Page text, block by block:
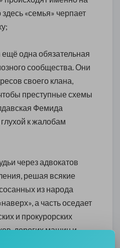
«семья» черпает
одна обязательная
сообщества. Они
своего клана,
преступные схемы
Фемида
к жалобам
через адвокатов
решая всякие
из народа
а часть оседает
и прокурорских
дорогих машин и